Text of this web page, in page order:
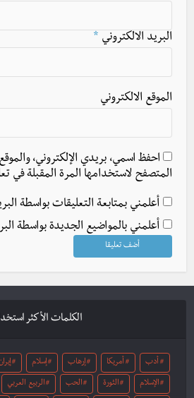
البريد الالكتروني *
الموقع الالكتروني
احفظ اسمي، بريدي الإلكتروني،
المتصفح لاستخدامها المرة المقبلة في
أعلمني بمتابعة التعليقات بواسطة
أعلمني بالمواضيع الجديدة بواسطة
الكلمات الأكثر
أدب أمريكا إرهاب إسلام
الإسلام الثورة الحب الربيع العربي